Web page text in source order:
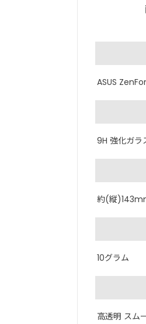
ASUS
9H 強化ガラ
約(縦
10グラム
高透明 スム